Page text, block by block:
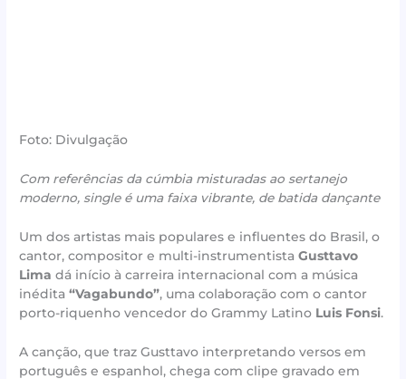
Foto: Divulgação
Com referências da cúmbia misturadas ao sertanejo
moderno, single é uma faixa vibrante, de batida dançante
Um dos artistas mais populares e influentes do Brasil, o
cantor, compositor e multi-instrumentistaGusttavo
Lima dá início à carreira internacional com a música
inédita“Vagabundo”, uma colaboração com o cantor
porto-riquenho vencedor do Grammy Latino Luis Fonsi.
A canção, que traz Gusttavo interpretando versos em
português e espanhol, chega com clipe gravado em